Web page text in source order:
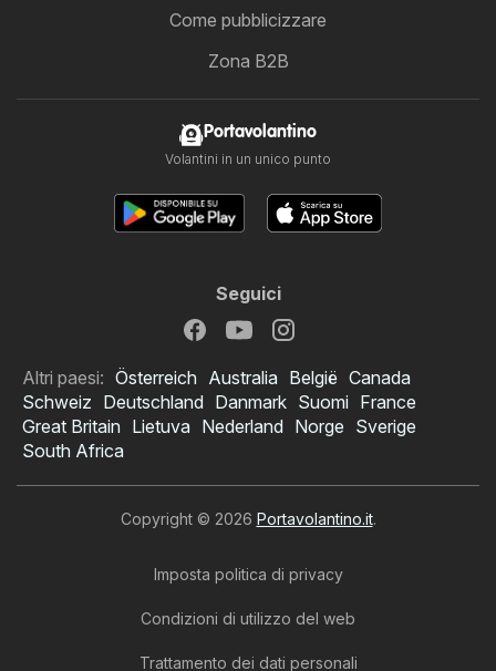
Come pubblicizzare
Zona B2B
Portavolantino
Volantini in un unico punto
Seguici
Altri paesi: Österreich Australia België Canada
Schweiz Deutschland Danmark Suomi France
Great Britain Lietuva Nederland Norge Sverige
South Africa
Copyright © 2026 Portavolantino.it.
Imposta politica di privacy
Condizioni di utilizzo del web
Trattamento dei dati personali